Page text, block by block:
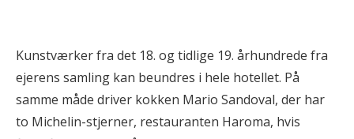
Kunstværker fra det 18. og tidlige 19. århundrede fra
ejerens samling kan beundres i hele hotellet. På
samme måde driver kokken Mario Sandoval, der har
to Michelin-stjerner, restauranten Haroma, hvis